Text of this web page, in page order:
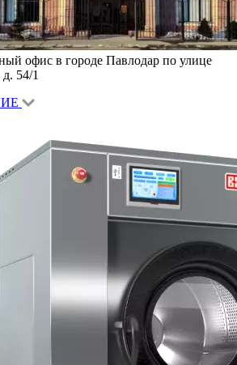
офис в городе Павлодар по улице
54/1